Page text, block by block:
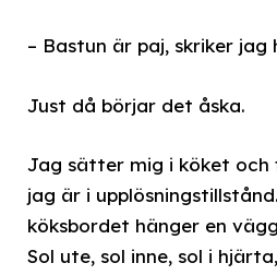
– Bastun är paj, skriker jag
Just då börjar det åska.
Jag sätter mig i köket
jag är i
köksbordet hänger en
Sol ute, sol inne, sol i